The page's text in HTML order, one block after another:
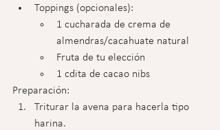
Toppings (opcionales):
1 cucharada de crema de
almendras/cacahuate natural
Fruta de tu elección
1 cdita de cacao nibs
Preparación:
Triturar la avena para hacerla tipo
harina.